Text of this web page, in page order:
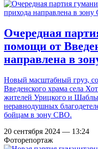
Очередная
помощи от
направлена в
Новый масштабный груз,
Введенского храма села
жителей Урицкого и
неравнодушных
бойцам в зону СВО.
20 сентября 2024 — 13:24
Фоторепортаж